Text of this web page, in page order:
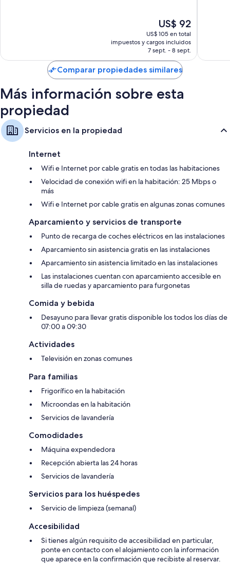
El
precio
actual
es
de
US$ 92
US$ 92
US$ 105 en total
impuestos y cargos incluidos
7 sept. - 8 sept.
Comparar propiedades similares
Más información sobre esta
propiedad
Servicios en la propiedad
Internet
Wifi e Internet por cable gratis en todas las habitaciones
Velocidad de conexión wifi en la habitación: 25 Mbps o
más
Wifi e Internet por cable gratis en algunas zonas comunes
Aparcamiento y servicios de transporte
Punto de recarga de coches eléctricos en las instalaciones
Aparcamiento sin asistencia gratis en las instalaciones
Aparcamiento sin asistencia limitado en las instalaciones
Las instalaciones cuentan con aparcamiento accesible en
silla de ruedas y aparcamiento para furgonetas
Comida y bebida
Desayuno para llevar gratis disponible los todos los días de
07:00 a 09:30
Actividades
Televisión en zonas comunes
Para familias
Frigorífico en la habitación
Microondas en la habitación
Servicios de lavandería
Comodidades
Máquina expendedora
Recepción abierta las 24 horas
Servicios de lavandería
Servicios para los huéspedes
Servicio de limpieza (semanal)
Accesibilidad
Si tienes algún requisito de accesibilidad en particular,
ponte en contacto con el alojamiento con la información
que aparece en la confirmación que recibiste al reservar.